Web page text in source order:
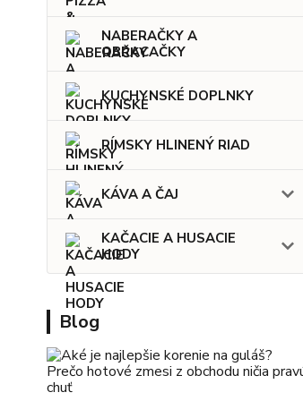
NABERAČKY A
OBRACAČKY
KUCHYNSKÉ DOPLNKY
RÍMSKY HLINENÝ RIAD
KÁVA A ČAJ
KAČACIE A HUSACIE
HODY
Blog